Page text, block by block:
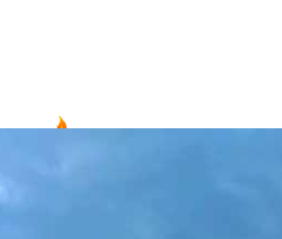
国